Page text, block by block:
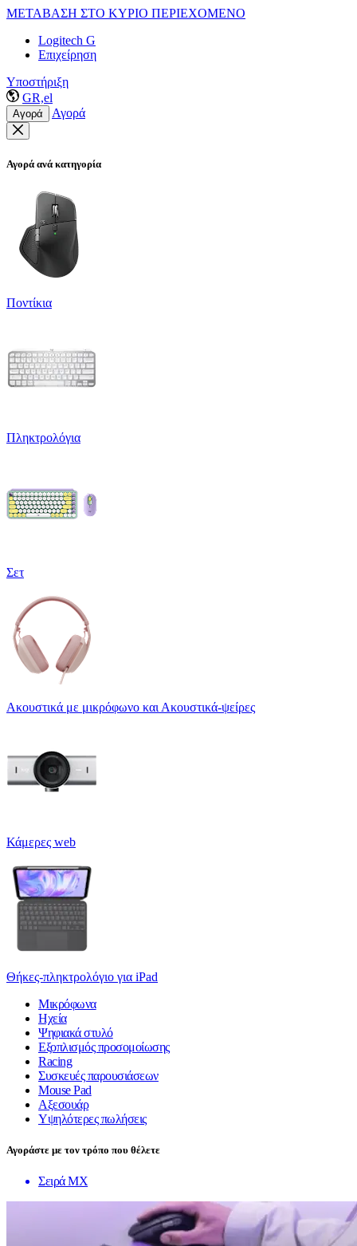
ΜΕΤΑΒΑΣΗ ΣΤΟ ΚΥΡΙΟ ΠΕΡΙΕΧΟΜΕΝΟ
Logitech G
Επιχείρηση
Υποστήριξη
GR,el
Αγορά Αγορά
Αγορά ανά κατηγορία
Ποντίκια
Πληκτρολόγια
Σετ
Ακουστικά με μικρόφωνο και Ακουστικά-ψείρες
Κάμερες web
Θήκες-πληκτρολόγιο για iPad
Μικρόφωνα
Ηχεία
Ψηφιακά στυλό
Εξοπλισμός προσομοίωσης
Racing
Συσκευές παρουσιάσεων
Mouse Pad
Αξεσουάρ
Υψηλότερες πωλήσεις
Αγοράστε με τον τρόπο που θέλετε
Σειρά MX